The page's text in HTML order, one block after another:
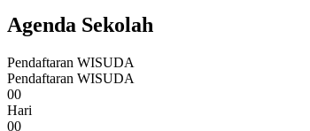
Agenda Sekolah
Pendaftaran WISUDA
Pendaftaran WISUDA
00
Hari
00